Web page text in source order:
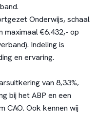
Onderwijs, schaal
maximaal €6.432,- op
Indeling is
en ervaring.
van 8,33%,
bij het ABP en een
CAO. Ook kennen wij